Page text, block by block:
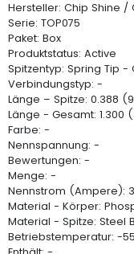
Hersteller: Chip Shine /
Serie: TOP075
Paket: Box
Produktstatus: Active
Spitzentyp: Spring Tip
Verbindungstyp: -
Länge – Spitze: 0.388
Länge - Gesamt: 1.300
Farbe: -
Nennspannung: -
Bewertungen: -
Menge: -
Nennstrom (Ampere):
Material - Körper:
Material - Spitze: Steel
Betriebstemperatur: -